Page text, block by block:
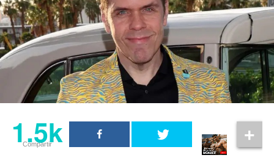
1.5k
Compartir